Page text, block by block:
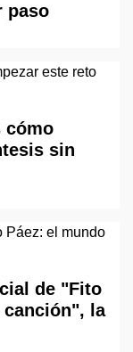
paso
cómo
sin
de "Fito
canción", la